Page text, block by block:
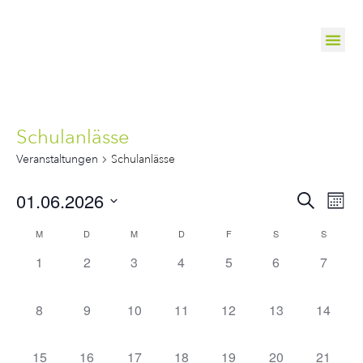
Schulanlässe
Veranstaltungen Schulanlässe
und
Suche
Monat
01.06.2026
wählen.
Kalender
von
M D M D F S S
0 Veranstaltungen,
1 0 Veranstaltungen,
2 0 Veranstaltungen,
3 0 Veranstaltungen,
4 0 Veranstaltungen,
5 0
6 0
7
0 Veranstaltungen,
8 0 Veranstaltungen,
9 0 Veranstaltungen,
10 0 Veranstaltungen,
11 0 Veranstaltungen,
12 0
13 0
14
0 Veranstaltungen,
15 0 Veranstaltungen,
16 0 Veranstaltungen,
17 0 Veranstaltungen,
18 0 Veranstaltungen,
19 0
20 0
21